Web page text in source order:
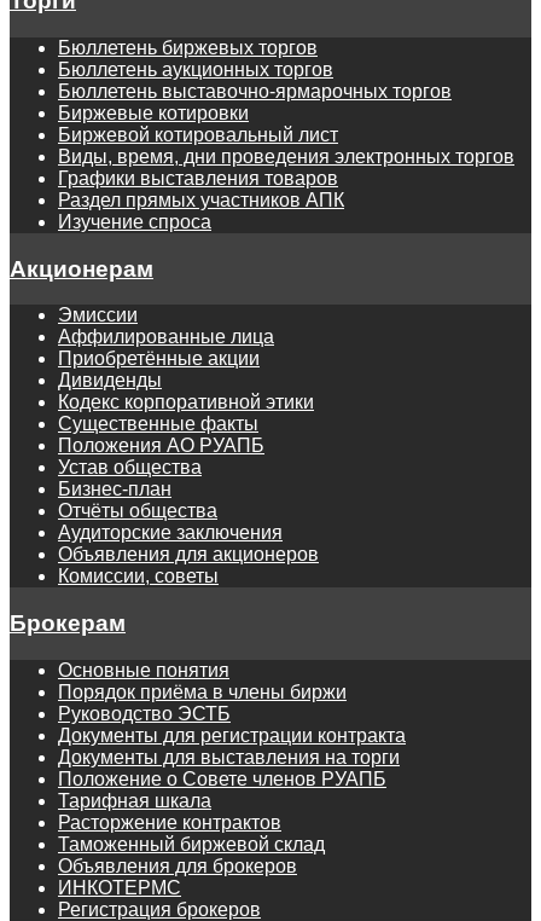
Бюллетень биржевых торгов
Бюллетень аукционных торгов
Бюллетень выставочно-ярмарочных торгов
Биржевые котировки
Биржевой котировальный лист
Виды, время, дни проведения электронных торгов
Графики выставления товаров
Раздел прямых участников АПК
Изучение спроса
Акционерам
Эмиссии
Аффилированные лица
Приобретённые акции
Дивиденды
Кодекс корпоративной этики
Существенные факты
Положения АО РУАПБ
Устав общества
Бизнес-план
Отчёты общества
Аудиторские заключения
Объявления для акционеров
Комиссии, советы
Брокерам
Основные понятия
Порядок приёма в члены биржи
Руководство ЭСТБ
Документы для регистрации контракта
Документы для выставления на торги
Положение о Совете членов РУАПБ
Тарифная шкала
Расторжение контрактов
Таможенный биржевой склад
Объявления для брокеров
ИНКОТЕРМС
Регистрация брокеров